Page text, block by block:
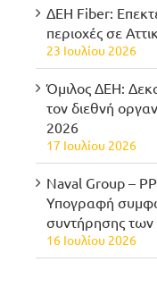
ΔΕΗ Fiber:
περιοχές σε
23 Ιουλίου 2026
Όμιλος ΔΕΗ:
τον διεθνή
2026
17 Ιουλίου 2026
Naval Group –
Υπογραφή
συντήρησης
16 Ιουλίου 2026